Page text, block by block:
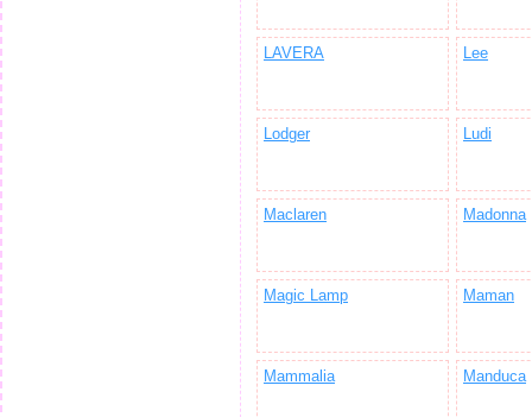
LAVERA Lee
Lodger Ludi
Maclaren Madonna
Magic Lamp Maman
Mammalia Manduca